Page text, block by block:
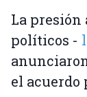
La presión
políticos -
el acuerdo